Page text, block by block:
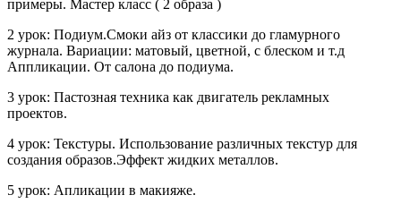
примеры. Мастер класс ( 2 образа )
2 урок: Подиум.Смоки айз от классики до гламурного
журнала. Вариации: матовый, цветной, с блеском и т.д
Аппликации. От салона до подиума.
3 урок: Пастозная техника как двигатель рекламных
проектов.
4 урок: Текстуры. Использование различных текстур для
создания образов.Эффект жидких металлов.
5 урок: Апликации в макияже.